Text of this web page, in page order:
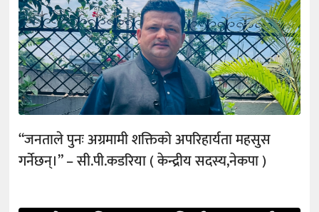
“जनताले पुनः अग्रमामी शक्तिको अपरिहार्यता महसुस
गर्नेछन्।” – सी.पी.कडरिया ( केन्द्रीय सदस्य,नेकपा )